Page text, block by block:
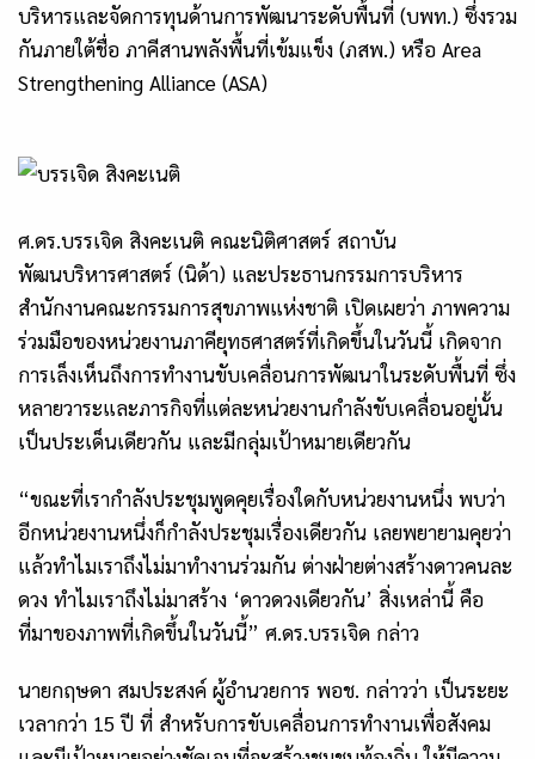
บริหารและจัดการทุนด้านการพัฒนาระดับพื้นที่ (บพท.) ซึ่งรวม
กันภายใต้ชื่อ ภาคีสานพลังพื้นที่เข้มแข็ง (ภสพ.) หรือ Area
Strengthening Alliance (ASA)
ศ.ดร.บรรเจิด สิงคะเนติ คณะนิติศาสตร์ สถาบัน
พัฒนบริหารศาสตร์ (นิด้า) และประธานกรรมการบริหาร
สำนักงานคณะกรรมการสุขภาพแห่งชาติ เปิดเผยว่า ภาพความ
ร่วมมือของหน่วยงานภาคียุทธศาสตร์ที่เกิดขึ้นในวันนี้ เกิดจาก
การเล็งเห็นถึงการทำงานขับเคลื่อนการพัฒนาในระดับพื้นที่ ซึ่ง
หลายวาระและภารกิจที่แต่ละหน่วยงานกำลังขับเคลื่อนอยู่นั้น
เป็นประเด็นเดียวกัน และมีกลุ่มเป้าหมายเดียวกัน
“ขณะที่เรากำลังประชุมพูดคุยเรื่องใดกับหน่วยงานหนึ่ง พบว่า
อีกหน่วยงานหนึ่งก็กำลังประชุมเรื่องเดียวกัน เลยพยายามคุยว่า
แล้วทำไมเราถึงไม่มาทำงานร่วมกัน ต่างฝ่ายต่างสร้างดาวคนละ
ดวง ทำไมเราถึงไม่มาสร้าง ‘ดาวดวงเดียวกัน’ สิ่งเหล่านี้ คือ
ที่มาของภาพที่เกิดขึ้นในวันนี้” ศ.ดร.บรรเจิด กล่าว
นายกฤษดา สมประสงค์ ผู้อำนวยการ พอช. กล่าวว่า เป็นระยะ
เวลากว่า 15 ปี ที่ สำหรับการขับเคลื่อนการทำงานเพื่อสังคม